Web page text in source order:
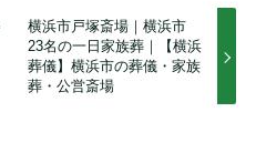
横浜市戸塚斎場｜横浜市
23名の一日家族葬｜【横浜
葬儀】横浜市の葬儀・家族
葬・公営斎場